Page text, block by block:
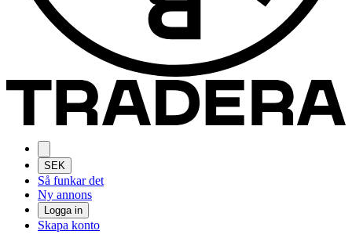
SEK
Så funkar det
Ny annons
Logga in
Skapa konto